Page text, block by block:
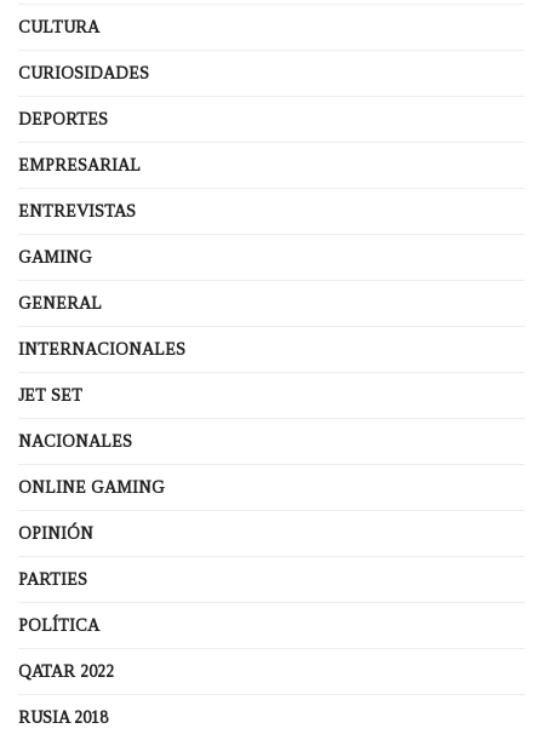
CULTURA
CURIOSIDADES
DEPORTES
EMPRESARIAL
ENTREVISTAS
GAMING
GENERAL
INTERNACIONALES
JET SET
NACIONALES
ONLINE GAMING
OPINIÓN
PARTIES
POLÍTICA
QATAR 2022
RUSIA 2018